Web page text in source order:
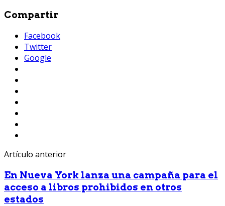
Compartir
Facebook
Twitter
Google
Artículo anterior
En Nueva York lanza una campaña para el
acceso a libros prohibidos en otros
estados